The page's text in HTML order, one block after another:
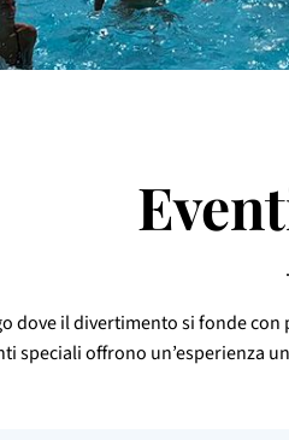
dove il divertimento si fonde
speciali offrono un’esperienza